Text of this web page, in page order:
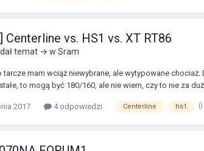
Centerline vs. HS1 vs. XT RT86
temat → w Sram
tarcze mam wciąż niewybrane, ale wytypowane
to mogą być 180/160, ale nie wiem, czy to nie za
2017 4 odpowiedzi Centerline hs1